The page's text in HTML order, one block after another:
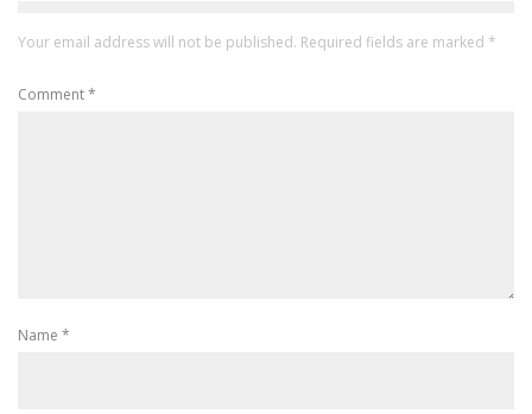
Your email address will not be published. Required fields are marked *
Comment*
Name *